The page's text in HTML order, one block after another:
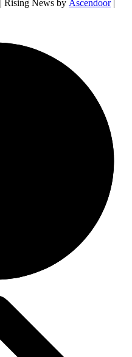
| Rising News by Ascendoor|